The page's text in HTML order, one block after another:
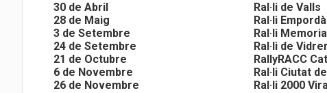
30 de Abril
28 de Maig
3 de Setembre
24 de Setembre
21 de Octubre
6 de Novembre
26 de Novembre
Ral·li de Valls
Ral·li Empordà
Ral·li
Ral·li de
RallyRACC
Ral·li Ciutat
Ral·li 2000